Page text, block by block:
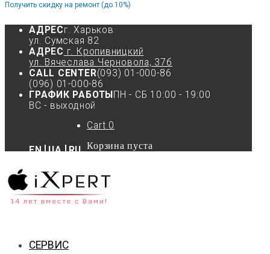
Получить скидку на ремонт (до 10%)
АДРЕСг. Харьков
ул. Сумская 82
АДРЕС г. Кропивницкий
ул. Вячеслава Черновола, 37б
CALL CENTER(093) 01-000-86
(096) 01-000-86
ГРАФИК РАБОТЫ ПН - СБ 10:00 - 19:00
ВС - выходной
EN UA RU
Cart 0
Корзина пуста
СЕРВИС